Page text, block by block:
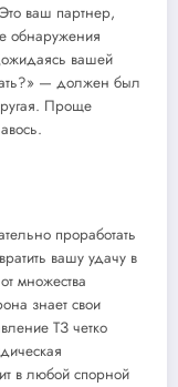
ваш партнер,
обнаружения
вашей
— должен был
Проще
проработать
вашу удачу в
множества
знает свои
ТЗ четко
в любой спорной